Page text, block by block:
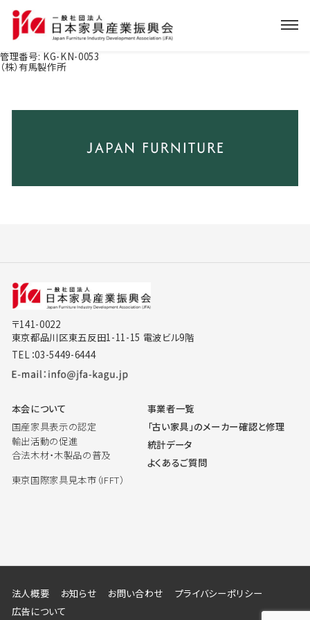
管理番号: KG-KN-0053
（株）有馬製作所
〒141-0022
東京都品川区東五反田1-11-15 電波ビル9階
TEL：03-5449-6444
本会について
国産家具表示の認定
輸出活動の促進
合法木材・木製品の普及
東京国際家具見本市（IFFT）
事業者一覧
「古い家具」のメーカー確認と修理
統計データ
よくあるご質問
法人概要 お知らせ お問い合わせ
プライバシーポリシー
広告について